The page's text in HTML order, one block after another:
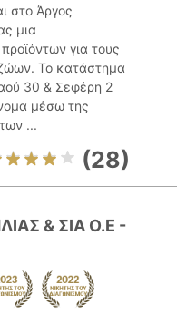
στο Άργος
μια
για τους
ζώων. Το κατάστημα
30 & Σεφέρη 2
μέσω της
...
(28)
& ΣΙΑ Ο.Ε -